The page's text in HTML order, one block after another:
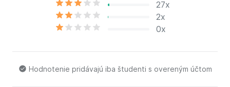
27x
2x
0x
Hodnotenie pridávajú iba študenti s overeným účtom